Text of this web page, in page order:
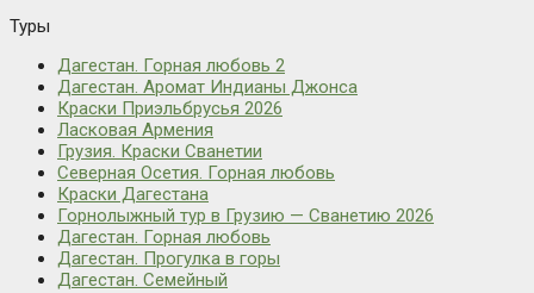
Туры
Дагестан. Горная любовь 2
Дагестан. Аромат Индианы Джонса
Краски Приэльбрусья 2026
Ласковая Армения
Грузия. Краски Сванетии
Северная Осетия. Горная любовь
Краски Дагестана
Горнолыжный тур в Грузию — Сванетию 2026
Дагестан. Горная любовь
Дагестан. Прогулка в горы
Дагестан. Семейный